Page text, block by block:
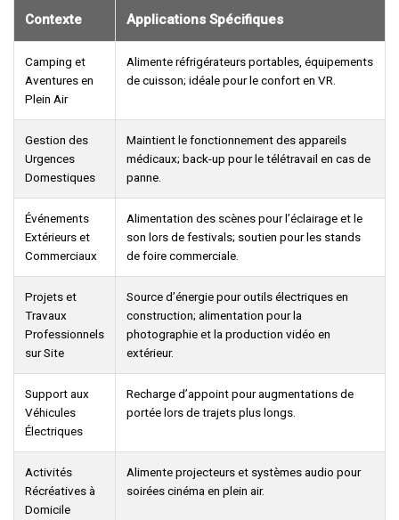
Contexte Applications Spécifiques
Camping et
Aventures en
Plein Air
Alimente réfrigérateurs portables, équipements
de cuisson; idéale pour le confort en VR.
Gestion des
Urgences
Domestiques
Maintient le fonctionnement des appareils
médicaux; back-up pour le télétravail en cas de
panne.
Événements
Extérieurs et
Commerciaux
Alimentation des scènes pour l’éclairage et le
son lors de festivals; soutien pour les stands
de foire commerciale.
Projets et
Travaux
Professionnels
sur Site
Source d’énergie pour outils électriques en
construction; alimentation pour la
photographie et la production vidéo en
extérieur.
Support aux
Véhicules
Électriques
Recharge d’appoint pour augmentations de
portée lors de trajets plus longs.
Activités
Récréatives à
Domicile
Alimente projecteurs et systèmes audio pour
soirées cinéma en plein air.